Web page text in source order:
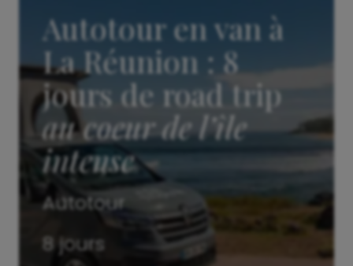
Autotour en van à
La Réunion : 8
jours de road trip
au coeur de l’île
intense
Autotour
8 jours